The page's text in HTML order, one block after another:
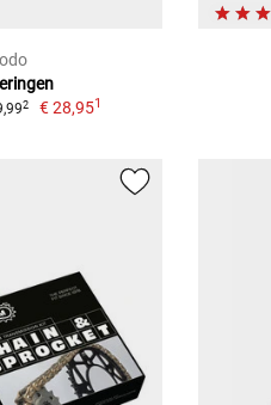
2 € 28,951